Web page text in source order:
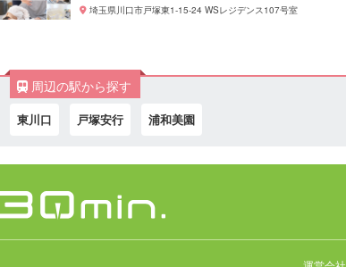
埼玉県川口市戸塚東1-15-24 WSレジデンス107号室
周辺の駅から探す
東川口 戸塚安行 浦和美園